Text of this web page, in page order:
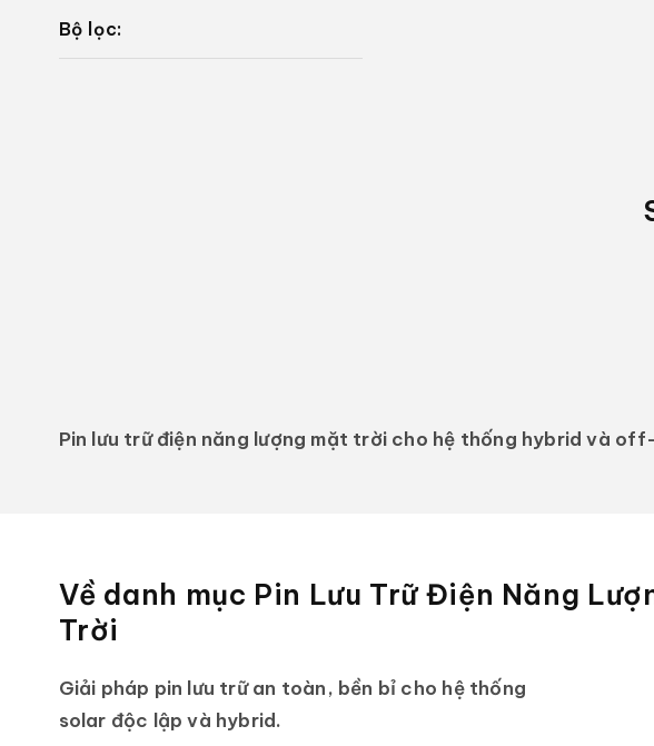
s
Bộ lọc:
Pin lưu trữ điện năng lượng mặt trời cho hệ thống hybrid và
Về danh mục Pin Lưu Trữ Điện Năng
Trời
Giải pháp pin lưu trữ an toàn, bền bỉ cho hệ thống
solar độc lập và hybrid.